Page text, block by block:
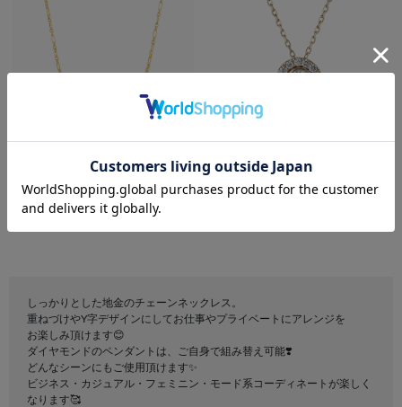
K18YG ネックレス
¥330,000税込
K18YG ダイヤモンド ネックレ
書＞
しっかりとした地金のチェーンネックレス。
重ねづけやY字デザインにしてお仕事やプライベートにアレンジを
お楽しみ頂けます😊
ダイヤモンドのペンダントは、ご自身で組み替え可能❣️
どんなシーンにもご使用頂けます✨
ビジネス・カジュアル・フェミニン・モード系コーディネートが楽しく
なります🥰